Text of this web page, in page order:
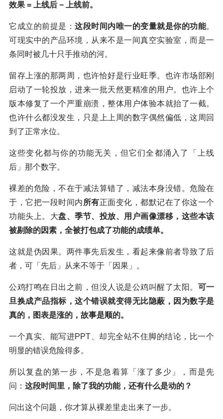
效果 = 上线后 − 上线前。
它成立的前提是： 这段时间内唯一的变量就是你的功能。
可现实中的产品环境，从来不是一间真空实验室，而是一
条同时被几十只手推动的河。
留存上涨的那两周，也许恰好是行业旺季。也许市场部刚
启动了一轮投放，进来一批天然更精准的用户。也许上个
版本修复了一个严重崩溃，整体用户体验本就抬了一截。
也许什么都没发生，只是上上周的数字偶然偏低，这周回
到了正常水位。
这些变化都与你的功能无关，但它们全都涌入了「上线
后」那个数字。
裸差的危险，不在于减法算错了，减法本身没错。危险在
于，它把一段时间内 所有正面变化，都默记在了你这一个
功能头上。大盘、季节、投放、用户画像漂移，这些本该
被剔除的因素，全被打包成了功能的成绩单。
这就是伪因果。两件事先后发生，看起来像前者导致了后
者，可「先后」从来不等于「因果」。
公鸡打鸣在日出之前，但没人说是公鸡叫醒了太阳。 可一
旦换成产品指标，这个错误就变得无比隐蔽，因为数字是
真的，图表是涨的，故事是顺的。
一个真实、能写进PPT、却完全站不住脚的结论，比一个
明显的错误危险得多。
所以复盘的第一步，不是急着算「涨了多少」，而是先
问： 这段时间里，除了我的功能，还有什么是动的？
问出这个问题，你才算从裸差里走出来了一步。